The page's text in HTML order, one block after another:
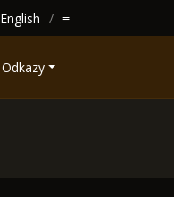
English ≡
Odkazy